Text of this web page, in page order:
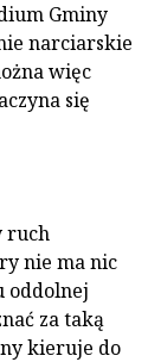
Gminy
narciarskie
więc
się
ruch
nie ma nic
oddolnej
za taką
kieruje do